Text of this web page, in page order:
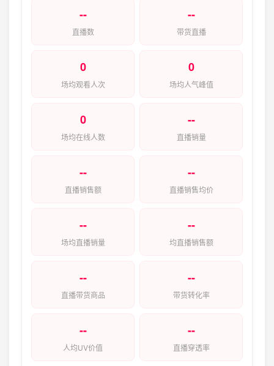
--
直播数
--
带货直播
0
场均观看人次
0
场均人气峰值
0
场均在线人数
--
直播销量
--
直播销售额
--
直播销售均价
--
场均直播销量
--
均直播销售额
--
直播带货商品
--
带货转化率
--
人均UV价值
--
直播穿透率